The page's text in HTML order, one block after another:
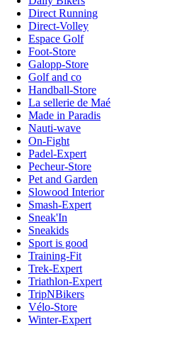
Direct Running
Direct-Volley
Espace Golf
Foot-Store
Galopp-Store
Golf and co
Handball-Store
La sellerie de Maé
Made in Paradis
Nauti-wave
On-Fight
Padel-Expert
Pecheur-Store
Pet and Garden
Slowood Interior
Smash-Expert
Sneak'In
Sneakids
Sport is good
Training-Fit
Trek-Expert
Triathlon-Expert
TripNBikers
Vélo-Store
Winter-Expert